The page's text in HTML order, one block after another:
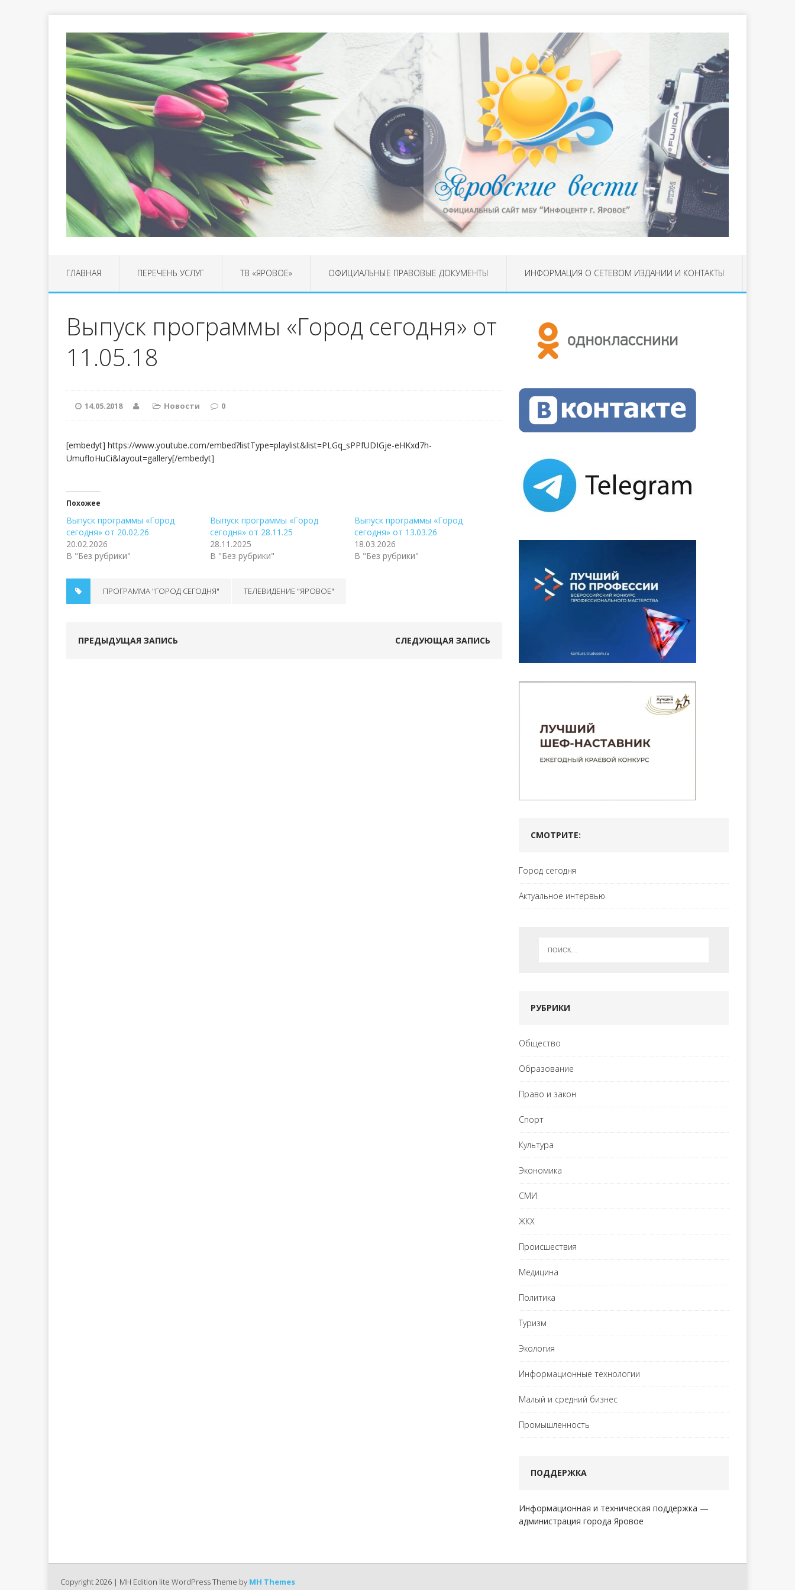
ГЛАВНАЯ ПЕРЕЧЕНЬ УСЛУГ ТВ «ЯРОВОЕ» ОФИЦИАЛЬНЫЕ ПРАВОВЫЕ ДОКУМЕНТЫ ИНФОРМАЦИЯ О СЕТЕВОМ ИЗДАНИИ И КОНТАКТЫ
Выпуск программы «Город сегодня» от
11.05.18
14.05.2018 Новости 0
[embedyt] https://www.youtube.com/embed?listType=playlist&list=PLGq_sPPfUDIGje-eHKxd7h-
UmufloHuCi&layout=gallery[/embedyt]
Похожее
Выпуск программы «Город
сегодня» от 20.02.26
20.02.2026
В "Без рубрики"
Выпуск программы «Город
сегодня» от 28.11.25
28.11.2025
В "Без рубрики"
Выпуск программы «Город
сегодня» от 13.03.26
18.03.2026
В "Без рубрики"
ПРОГРАММА "ГОРОД СЕГОДНЯ" ТЕЛЕВИДЕНИЕ "ЯРОВОЕ"
ПРЕДЫДУЩАЯ ЗАПИСЬ СЛЕДУЮЩАЯ ЗАПИСЬ
СМОТРИТЕ:
Город сегодня
Актуальное интервью
РУБРИКИ
Общество
Образование
Право и закон
Спорт
Культура
Экономика
СМИ
ЖКХ
Происшествия
Медицина
Политика
Туризм
Экология
Информационные технологии
Малый и средний бизнес
Промышленность
ПОДДЕРЖКА
Информационная и техническая поддержка —
администрация города Яровое
Copyright 2026 | MH Edition lite WordPress Theme by MH Themes